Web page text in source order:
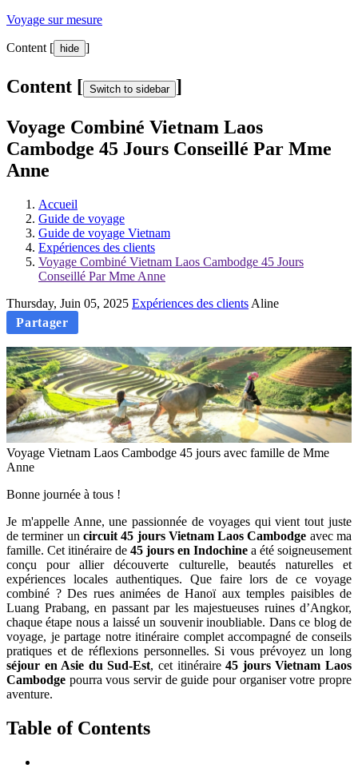
Voyage sur mesure
Content [ hide ]
Content [ Switch to sidebar ]
Voyage Combiné Vietnam Laos
Cambodge 45 Jours Conseillé Par Mme
Anne
Accueil
Guide de voyage
Guide de voyage Vietnam
Expériences des clients
Voyage Combiné Vietnam Laos Cambodge 45 Jours
Conseillé Par Mme Anne
Thursday, Juin 05, 2025 Expériences des clients Aline
Partager
Voyage Vietnam Laos Cambodge 45 jours avec famille de Mme
Anne
Bonne journée à tous !
Je m'appelle Anne, une passionnée de voyages qui vient tout juste
de terminer un circuit 45 jours Vietnam Laos Cambodge avec ma
famille. Cet itinéraire de 45 jours en Indochine a été soigneusement
conçu pour allier découverte culturelle, beautés naturelles et
expériences locales authentiques. Que faire lors de ce voyage
combiné ? Des rues animées de Hanoï aux temples paisibles de
Luang Prabang, en passant par les majestueuses ruines d’Angkor,
chaque étape nous a laissé un souvenir inoubliable. Dans ce blog de
voyage, je partage notre itinéraire complet accompagné de conseils
pratiques et de réflexions personnelles. Si vous prévoyez un long
séjour en Asie du Sud-Est, cet itinéraire45 jours Vietnam Laos
Cambodge pourra vous servir de guide pour organiser votre propre
aventure.
Table of Contents